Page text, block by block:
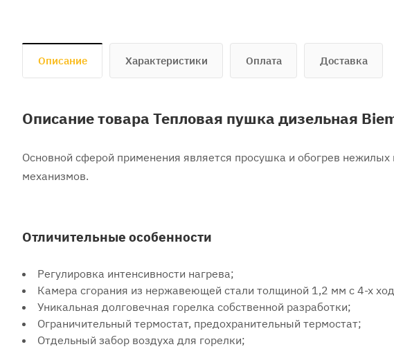
Описание Характеристики Оплата Доставка
Описание товара Тепловая пушка дизельная
Основной сферой применения является просушка и обогрев
механизмов.
Отличительные особенности
Регулировка интенсивности нагрева;
Камера сгорания из нержавеющей стали толщиной 1,2 мм с 4-х
Уникальная долговечная горелка собственной разработки;
Ограничительный термостат, предохранительный термостат;
Отдельный забор воздуха для горелки;